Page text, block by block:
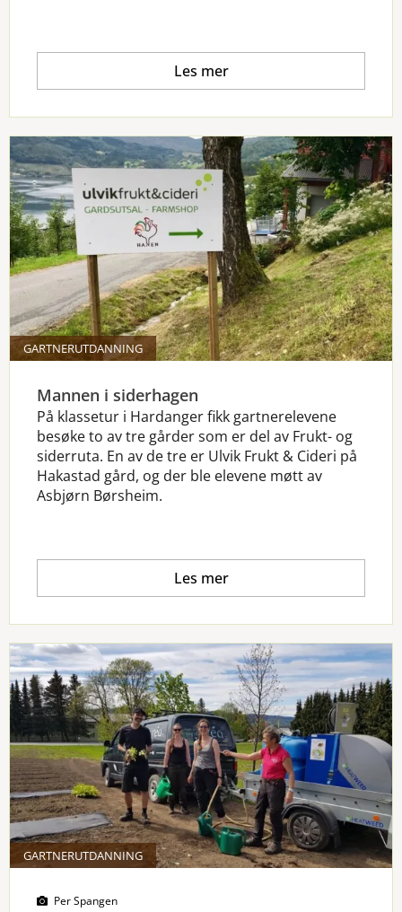
Les mer
GARTNERUTDANNING
Mannen i siderhagen
På klassetur i Hardanger fikk gartnerelevene
besøke to av tre gårder som er del av Frukt- og
siderruta. En av de tre er Ulvik Frukt & Cideri på
Hakastad gård, og der ble elevene møtt av
Asbjørn Børsheim.
Les mer
GARTNERUTDANNING
Per Spangen